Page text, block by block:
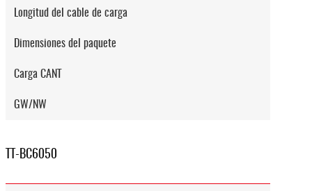
Longitud del cable de carga
Dimensiones del paquete
Carga CANT
GW/NW
TT-BC6050